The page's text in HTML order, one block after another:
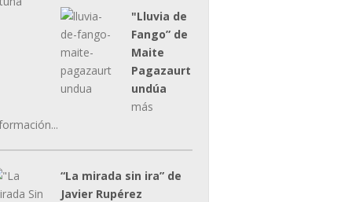
"Lluvia de
Fango” de
Maite
Pagazaurt
undúa
más
“La mirada sin ira” de
Javier Rupérez